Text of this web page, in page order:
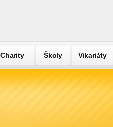
Charity Školy Vikariáty